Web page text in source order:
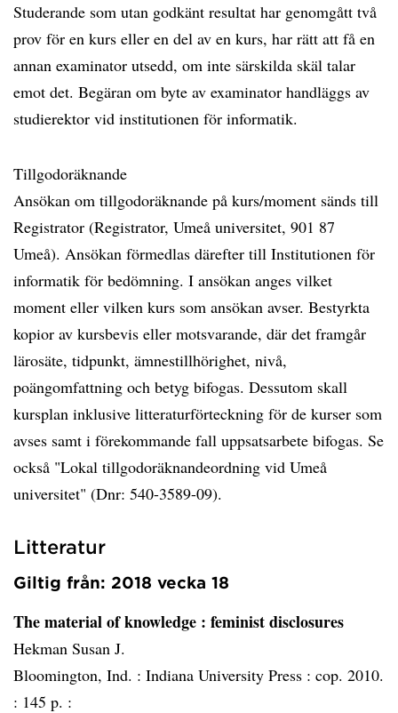
Studerande som utan godkänt resultat har genomgått två
prov för en kurs eller en del av en kurs, har rätt att få en
annan examinator utsedd, om inte särskilda skäl talar
emot det. Begäran om byte av examinator handläggs av
studierektor vid institutionen för informatik.
Tillgodoräknande
Ansökan om tillgodoräknande på kurs/moment sänds till
Registrator (Registrator, Umeå universitet, 901 87
Umeå). Ansökan förmedlas därefter till Institutionen för
informatik för bedömning. I ansökan anges vilket
moment eller vilken kurs som ansökan avser. Bestyrkta
kopior av kursbevis eller motsvarande, där det framgår
lärosäte, tidpunkt, ämnestillhörighet, nivå,
poängomfattning och betyg bifogas. Dessutom skall
kursplan inklusive litteraturförteckning för de kurser som
avses samt i förekommande fall uppsatsarbete bifogas. Se
också "Lokal tillgodoräknandeordning vid Umeå
universitet" (Dnr: 540-3589-09).
Litteratur
Giltig från: 2018 vecka 18
The material of knowledge : feminist disclosures
Hekman Susan J.
Bloomington, Ind. : Indiana University Press : cop. 2010.
: 145 p. :